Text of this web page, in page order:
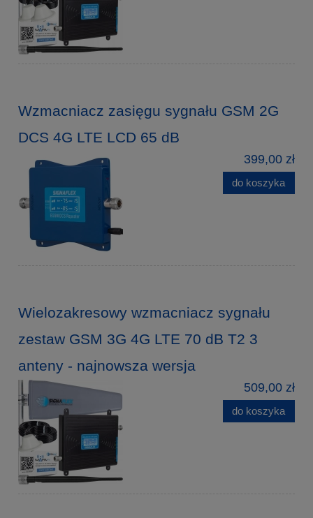
Wzmacniacz zasięgu sygnału GSM 2G
DCS 4G LTE LCD 65 dB
399,00 zł
do koszyka
Wielozakresowy wzmacniacz sygnału
zestaw GSM 3G 4G LTE 70 dB T2 3
anteny - najnowsza wersja
509,00 zł
do koszyka